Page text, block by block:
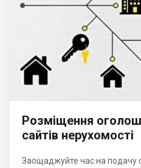
Розміщення
сайтів нерухомості
Заощаджуйте час на подачу